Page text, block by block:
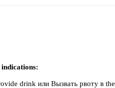
drink или Вызвать рвоту в